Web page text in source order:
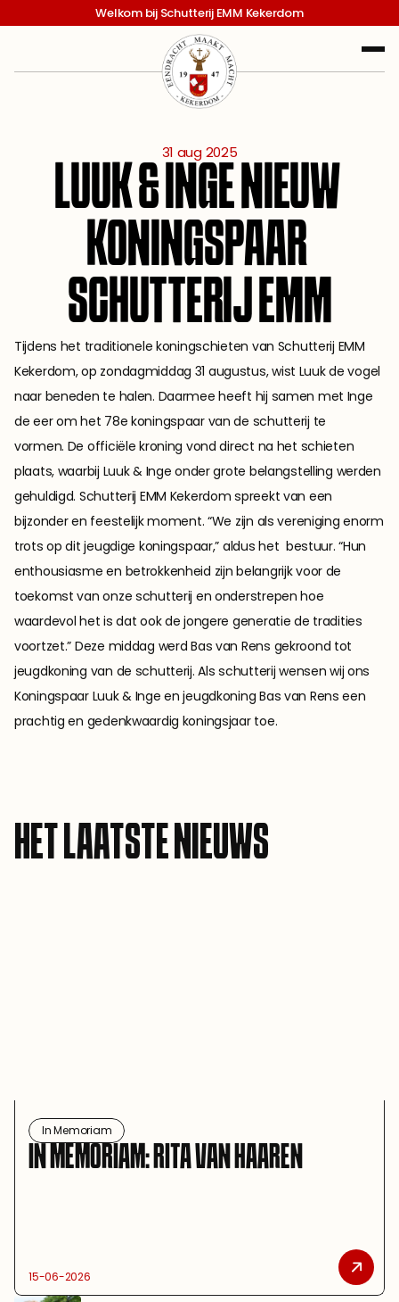
31 aug 2025
LUUK & INGE NIEUW
KONINGSPAAR
SCHUTTERIJ EMM
Tijdens het traditionele koningschieten van Schutterij EMM
Kekerdom, op zondagmiddag 31 augustus, wist Luuk de vogel
naar beneden te halen. Daarmee heeft hij samen met Inge
de eer om het 78e koningspaar van de schutterij te
vormen. De officiële kroning vond direct na het schieten
plaats, waarbij Luuk & Inge onder grote belangstelling werden
gehuldigd. Schutterij EMM Kekerdom spreekt van een
bijzonder en feestelijk moment. “We zijn als vereniging enorm
trots op dit jeugdige koningspaar,” aldus het  bestuur. “Hun
enthousiasme en betrokkenheid zijn belangrijk voor de
toekomst van onze schutterij en onderstrepen hoe
waardevol het is dat ook de jongere generatie de tradities
voortzet.” Deze middag werd Bas van Rens gekroond tot
jeugdkoning van de schutterij. Als schutterij wensen wij ons
Koningspaar Luuk & Inge en jeugdkoning Bas van Rens een
prachtig en gedenkwaardig koningsjaar toe.
HET LAATSTE NIEUWS
In Memoriam
IN MEMORIAM: RITA VAN HAAREN
15-06-2026
Welkom bij Schutterij EMM Kekerdom